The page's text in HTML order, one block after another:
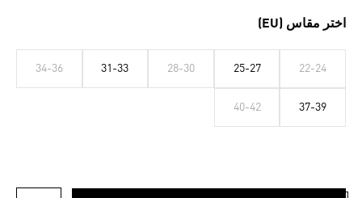
اختر مقاس (EU)
22-24
25-27
28-30
31-33
34-36
37-39
40-42